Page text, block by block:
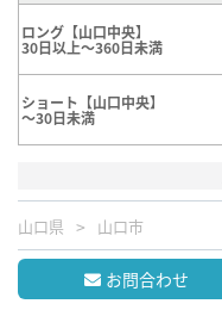
ロング【山口中央】
30日以上～360日未満
ショート【山口中央】
～30日未満
山口県 山口市
お問合わせ